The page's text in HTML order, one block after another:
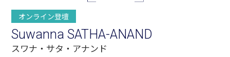
オンライン登壇
Suwanna SATHA-ANAND
スワナ・サタ・アナンド